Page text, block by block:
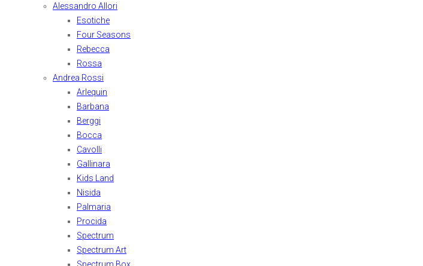
Alessandro Allori
Esotiche
Four Seasons
Rebecca
Rossa
Andrea Rossi
Arlequin
Barbana
Berggi
Bocca
Cavolli
Gallinara
Kids Land
Nisida
Palmaria
Procida
Spectrum
Spectrum Art
Spectrum Box